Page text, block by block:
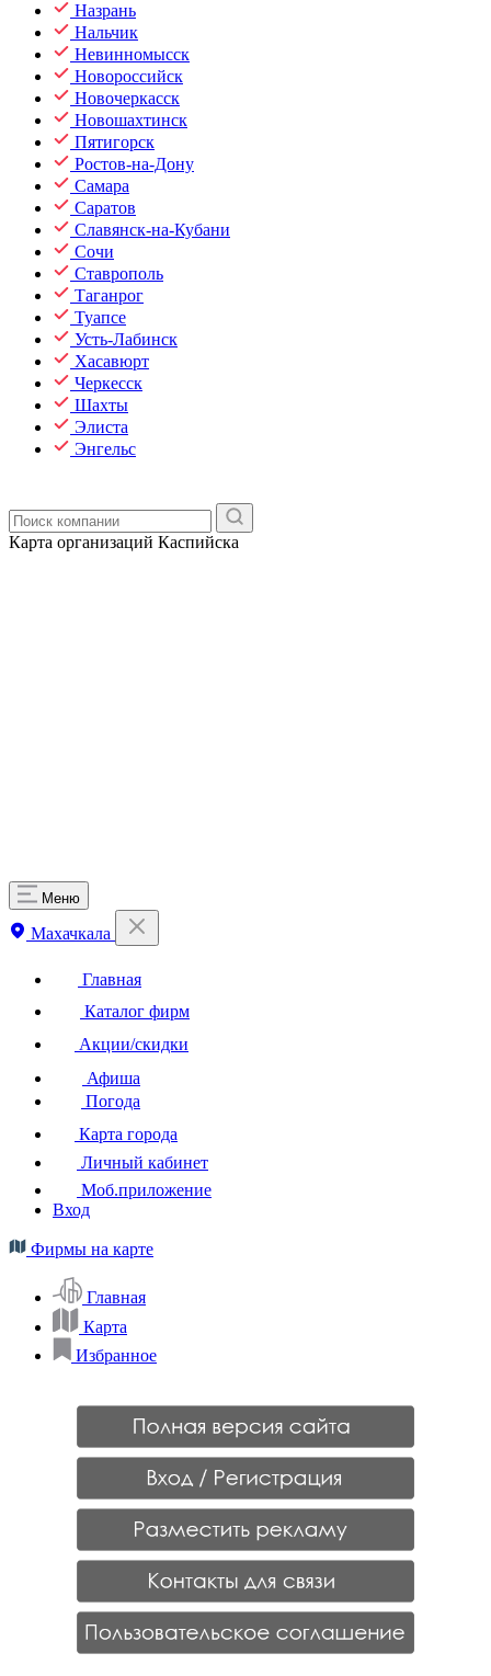
Назрань
Нальчик
Невинномысск
Новороссийск
Новочеркасск
Новошахтинск
Пятигорск
Ростов-на-Дону
Самара
Саратов
Славянск-на-Кубани
Сочи
Ставрополь
Таганрог
Туапсе
Усть-Лабинск
Хасавюрт
Черкесск
Шахты
Элиста
Энгельс
Карта организаций Каспийска
Меню
Махачкала
Главная
Каталог фирм
Акции/скидки
Афиша
Погода
Карта города
Личный кабинет
Моб.приложение
Вход
Фирмы на карте
Главная
Карта
Избранное